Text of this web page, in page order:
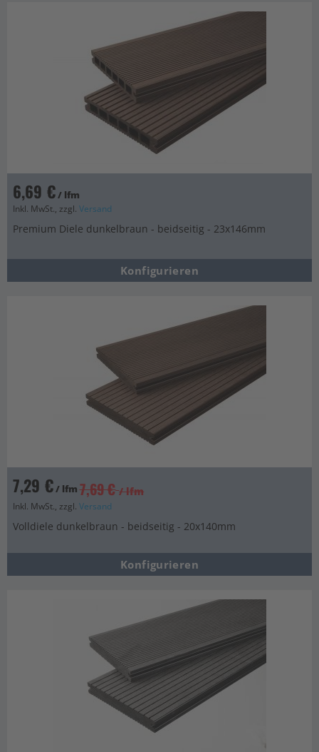
6,69 €/ lfm
Inkl. MwSt., zzgl. Versand
Premium Diele dunkelbraun - beidseitig - 23x146mm
Konfigurieren
7,29 €/ lfm 7,69 € / lfm
Inkl. MwSt., zzgl. Versand
Volldiele dunkelbraun - beidseitig - 20x140mm
Konfigurieren